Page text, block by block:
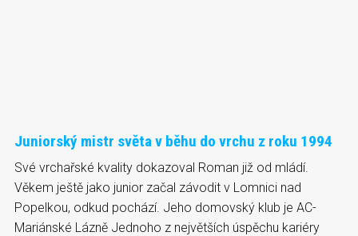
Juniorský mistr světa v běhu do vrchu z roku 1994
Své vrchařské kvality dokazoval Roman již od mládí.
Věkem ještě jako junior začal závodit v Lomnici nad
Popelkou, odkud pochází. Jeho domovský klub je AC-
Mariánské Lázně Jednoho z největších úspěchu kariéry